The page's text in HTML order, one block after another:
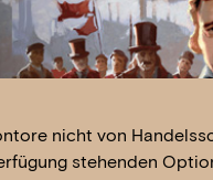
nicht von
stehenden